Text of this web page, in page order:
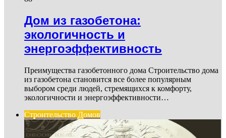
Дом из газобетона:
экологичность и
энергоэффективность
Преимущества газобетонного дома Строительство дома
из газобетона становится все более популярным
выбором среди людей, стремящихся к комфорту,
экологичности и энергоэффективности…
Строительство Домов